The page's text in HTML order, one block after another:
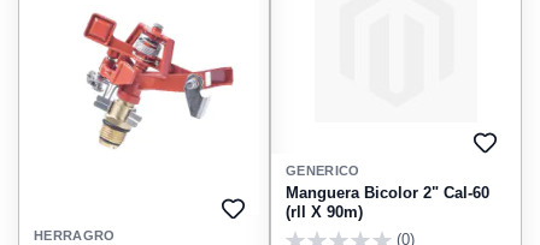
AGREGAR
HERRAGRO
GENERICO
Manguera Bicolor 2" Cal-60
(rll X 90m)
(0)